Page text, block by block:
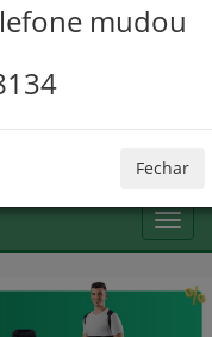
mudou
Fechar